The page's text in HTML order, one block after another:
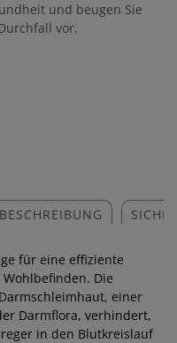
und beugen Sie
vor.
für eine effiziente
Die
einer
Darmflora, verhindert,
in den Blutkreislauf